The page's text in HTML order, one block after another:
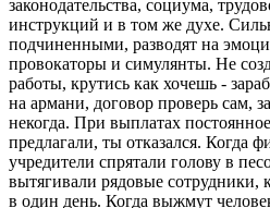
законодательства, социума,
инструкций и в том же духе.
подчиненными, разводят на
провокаторы и симулянты. Не
работы, крутись как хочешь -
на армани, договор проверь сам,
некогда. При выплатах
предлагали, ты отказался. Когда
учредители спрятали голову в
вытягивали рядовые
в один день. Когда выжмут